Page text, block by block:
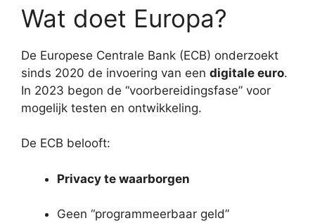
Wat doet Europa?
De Europese Centrale Bank (ECB) onderzoekt
sinds 2020 de invoering van een digitale euro.
In 2023 begon de “voorbereidingsfase” voor
mogelijk testen en ontwikkeling.
De ECB belooft:
Privacy te waarborgen
Geen “programmeerbaar geld”